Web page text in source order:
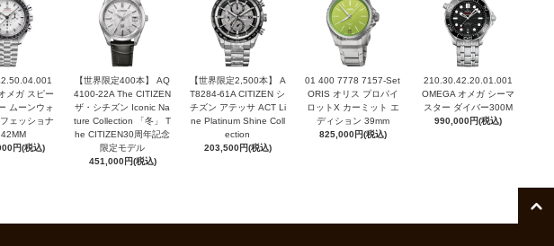
メガ スピー
ムーンウォ
ェッショナ
円(税込)
【世界限定400本】 AQ
4100-22A The CITIZEN
ザ・シチズン Iconic Na
ture Collection 「冬」 T
he CITIZEN30周年記念
限定モデル
451,000円(税込)
【世界限定2,500本】 A
T8284-61A CITIZEN シ
チズン アテッサ ACT Li
ne Platinum Shine Coll
ection
203,500円(税込)
01 400 7778 7157-Set
ORIS オリス プロパイ
ロットX カーミット エ
ディション 39mm
825,000円(税込)
210.30.42.20.01.001
OMEGA オメガ シーマ
スター ダイバー300M
990,000円(税込)